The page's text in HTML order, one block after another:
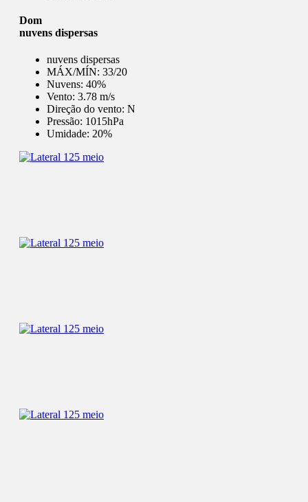
Dom
nuvens dispersas
nuvens dispersas
MÁX/MÍN: 33/20
Nuvens: 40%
Vento: 3.78 m/s
Direção do vento: N
Pressão: 1015hPa
Umidade: 20%